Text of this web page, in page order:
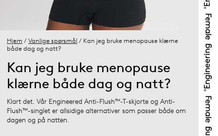
Hjem / Vanlige spørsmål / Kan jeg bruke menopause klærne
både dag og natt?
Kan jeg bruke menopause
klærne både dag og natt?
Klart det. Vår Engineered Anti-Flush™-T-skjorte og Anti-
Flush™-singlet er allsidige alternativer som passer både om
dagen og på natten.